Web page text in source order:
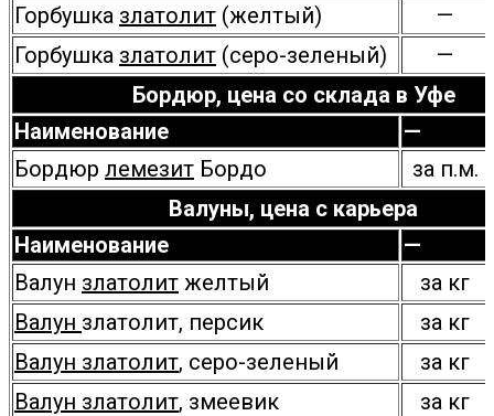
Горбушка златолит (желтый)
—
Горбушка златолит (серо-зеленый)
—
Бордюр, цена со склада в Уфе
Наименование
—
Бордюр лемезит Бордо
за п.м.
Валуны, цена с карьера
Наименование
—
Валун златолит желтый
за кг
Валун златолит, персик
за кг
Валун златолит, серо-зеленый
за кг
Валун златолит, змеевик
за кг